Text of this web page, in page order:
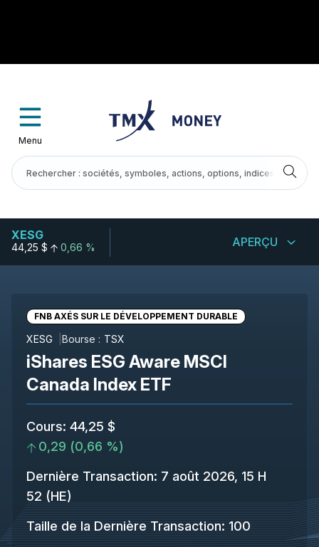
Menu
XESG
44,25 $ 0,66 % APERÇU
FNB AXÉS SUR LE DÉVELOPPEMENT DURABLE
XESG Bourse : TSX
iShares ESG Aware MSCI
Canada Index ETF
Cours: 44,25 $
0,29 (0,66 %)
Dernière Transaction: 7 août 2026, 15 H
52 (HE)
Taille de la Dernière Transaction: 100